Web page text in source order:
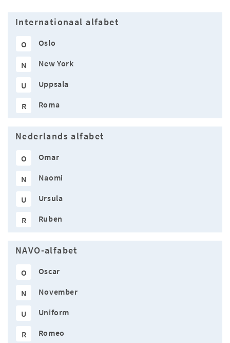
Internationaal alfabet
O Oslo
N New York
U Uppsala
R Roma
Nederlands alfabet
O Omar
N Naomi
U Ursula
R Ruben
NAVO-alfabet
O Oscar
N November
U Uniform
R Romeo